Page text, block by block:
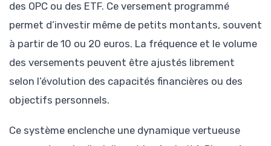
des OPC ou des ETF. Ce versement programmé
permet d’investir même de petits montants, souvent
à partir de 10 ou 20 euros. La fréquence et le volume
des versements peuvent être ajustés librement
selon l’évolution des capacités financières ou des
objectifs personnels.
Ce système enclenche une dynamique vertueuse